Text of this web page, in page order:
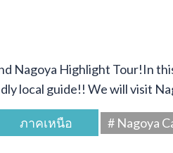
Nagoya Highlight Tour!In
local guide!! We will visit
ภาคเหนือ # Nagoya